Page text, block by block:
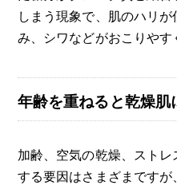
しまう現象で、肌のハリ
み、シワなどがおこりやす
年齢を重ねると乾燥肌
加齢、空気の乾燥、スト
する要因はさまざまですが、